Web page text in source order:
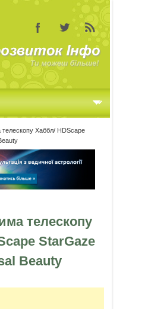
Хаббл/ HDScape
телескопу
StarGaze
Beauty